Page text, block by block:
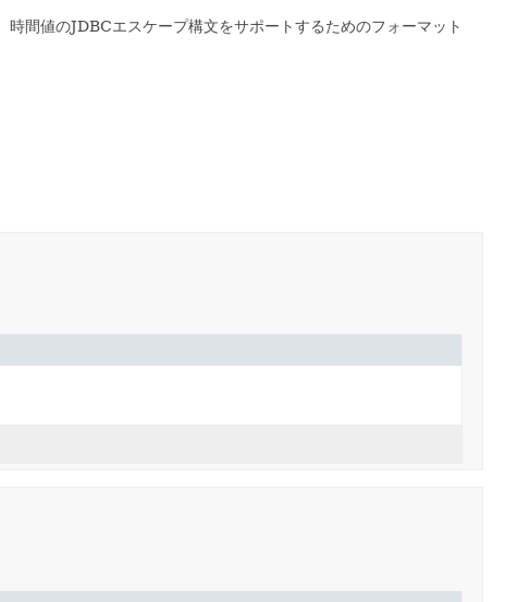
時間値のJDBCエスケープ構文をサポートするためのフォーマット